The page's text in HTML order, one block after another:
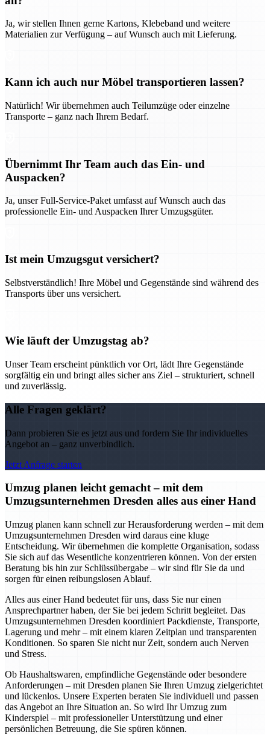
Ja, wir stellen Ihnen gerne Kartons, Klebeband und weitere
Materialien zur Verfügung – auf Wunsch auch mit Lieferung.
Kann ich auch nur Möbel transportieren lassen?
Natürlich! Wir übernehmen auch Teilumzüge oder einzelne
Transporte – ganz nach Ihrem Bedarf.
Übernimmt Ihr Team auch das Ein- und
Auspacken?
Ja, unser Full-Service-Paket umfasst auf Wunsch auch das
professionelle Ein- und Auspacken Ihrer Umzugsgüter.
Ist mein Umzugsgut versichert?
Selbstverständlich! Ihre Möbel und Gegenstände sind während des
Transports über uns versichert.
Wie läuft der Umzugstag ab?
Unser Team erscheint pünktlich vor Ort, lädt Ihre Gegenstände
sorgfältig ein und bringt alles sicher ans Ziel – strukturiert, schnell
und zuverlässig.
Alle Fragen geklärt?
Dann probieren Sie es jetzt aus und fordern Sie Ihr individuelles
Angebot an – ganz unverbindlich.
Jetzt Anfrage starten
Umzug planen leicht gemacht – mit dem
Umzugsunternehmen Dresden alles aus einer Hand
Umzug planen kann schnell zur Herausforderung werden – mit dem
Umzugsunternehmen Dresden wird daraus eine kluge
Entscheidung. Wir übernehmen die komplette Organisation, sodass
Sie sich auf das Wesentliche konzentrieren können. Von der ersten
Beratung bis hin zur Schlüssübergabe – wir sind für Sie da und
sorgen für einen reibungslosen Ablauf.
Alles aus einer Hand bedeutet für uns, dass Sie nur einen
Ansprechpartner haben, der Sie bei jedem Schritt begleitet. Das
Umzugsunternehmen Dresden koordiniert Packdienste, Transporte,
Lagerung und mehr – mit einem klaren Zeitplan und transparenten
Konditionen. So sparen Sie nicht nur Zeit, sondern auch Nerven
und Stress.
Ob Haushaltswaren, empfindliche Gegenstände oder besondere
Anforderungen – mit Dresden planen Sie Ihren Umzug zielgerichtet
und lückenlos. Unsere Experten beraten Sie individuell und passen
das Angebot an Ihre Situation an. So wird Ihr Umzug zum
Kinderspiel – mit professioneller Unterstützung und einer
persönlichen Betreuung, die Sie spüren können.